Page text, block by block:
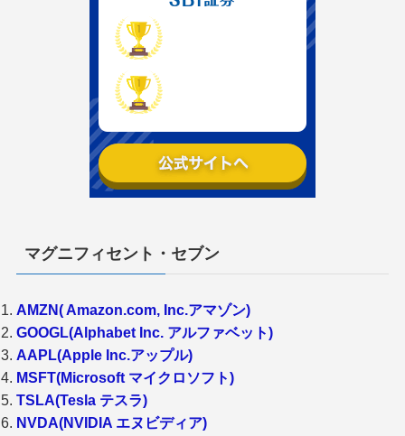
マグニフィセント・セブン
AMZN( Amazon.com, Inc.アマゾン)
GOOGL(Alphabet Inc. アルファベット)
AAPL(Apple Inc.アップル)
MSFT(Microsoft マイクロソフト)
TSLA(Tesla テスラ)
NVDA(NVIDIA エヌビディア)